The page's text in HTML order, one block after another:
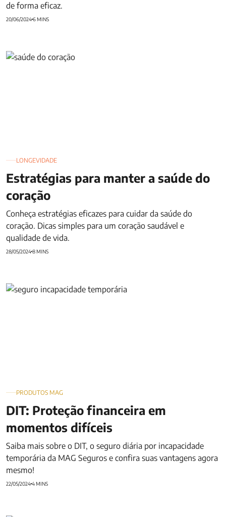
de forma eficaz.
20/06/20246 MINS
Estratégias para manter a saúde do coração
LONGEVIDADE
Estratégias para manter a saúde do
coração
Conheça estratégias eficazes para cuidar da saúde do
coração. Dicas simples para um coração saudável e
qualidade de vida.
28/05/20248 MINS
DIT: Proteção financeira em momentos difíceis
PRODUTOS MAG
DIT: Proteção financeira em
momentos difíceis
Saiba mais sobre o DIT, o seguro diária por incapacidade
temporária da MAG Seguros e confira suas vantagens agora
mesmo!
22/05/20244 MINS